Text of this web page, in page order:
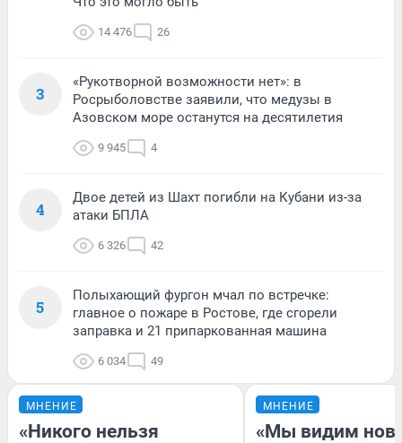
14 476 26
3
«Рукотворной возможности нет»: в
Росрыболовстве заявили, что медузы в
Азовском море останутся на десятилетия
9 945 4
4
Двое детей из Шахт погибли на Кубани из-за
атаки БПЛА
6 326 42
5
Полыхающий фургон мчал по встречке:
главное о пожаре в Ростове, где сгорели
заправка и 21 припаркованная машина
6 034 49
МНЕНИЕ
«Никого нельзя
МНЕНИЕ
«Мы видим